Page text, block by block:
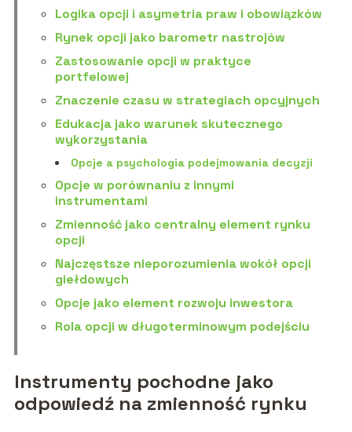
Logika opcji i asymetria praw i obowiązków
Rynek opcji jako barometr nastrojów
Zastosowanie opcji w praktyce
portfelowej
Znaczenie czasu w strategiach opcyjnych
Edukacja jako warunek skutecznego
wykorzystania
Opcje a psychologia podejmowania decyzji
Opcje w porównaniu z innymi
instrumentami
Zmienność jako centralny element rynku
opcji
Najczęstsze nieporozumienia wokół opcji
giełdowych
Opcje jako element rozwoju inwestora
Rola opcji w długoterminowym podejściu
Instrumenty pochodne jako
odpowiedź na zmienność rynku